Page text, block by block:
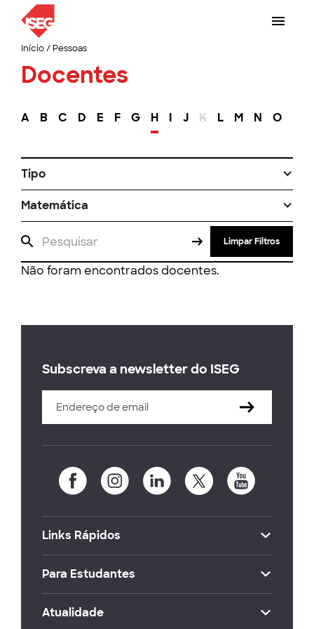
Início/ Pessoas
Docentes
A B C D E F G H I J K L M N O
Tipo
Matemática
Limpar Filtros
Não foram encontrados docentes.
Subscreva a newsletter do ISEG
Links Rápidos
Para Estudantes
Atualidade